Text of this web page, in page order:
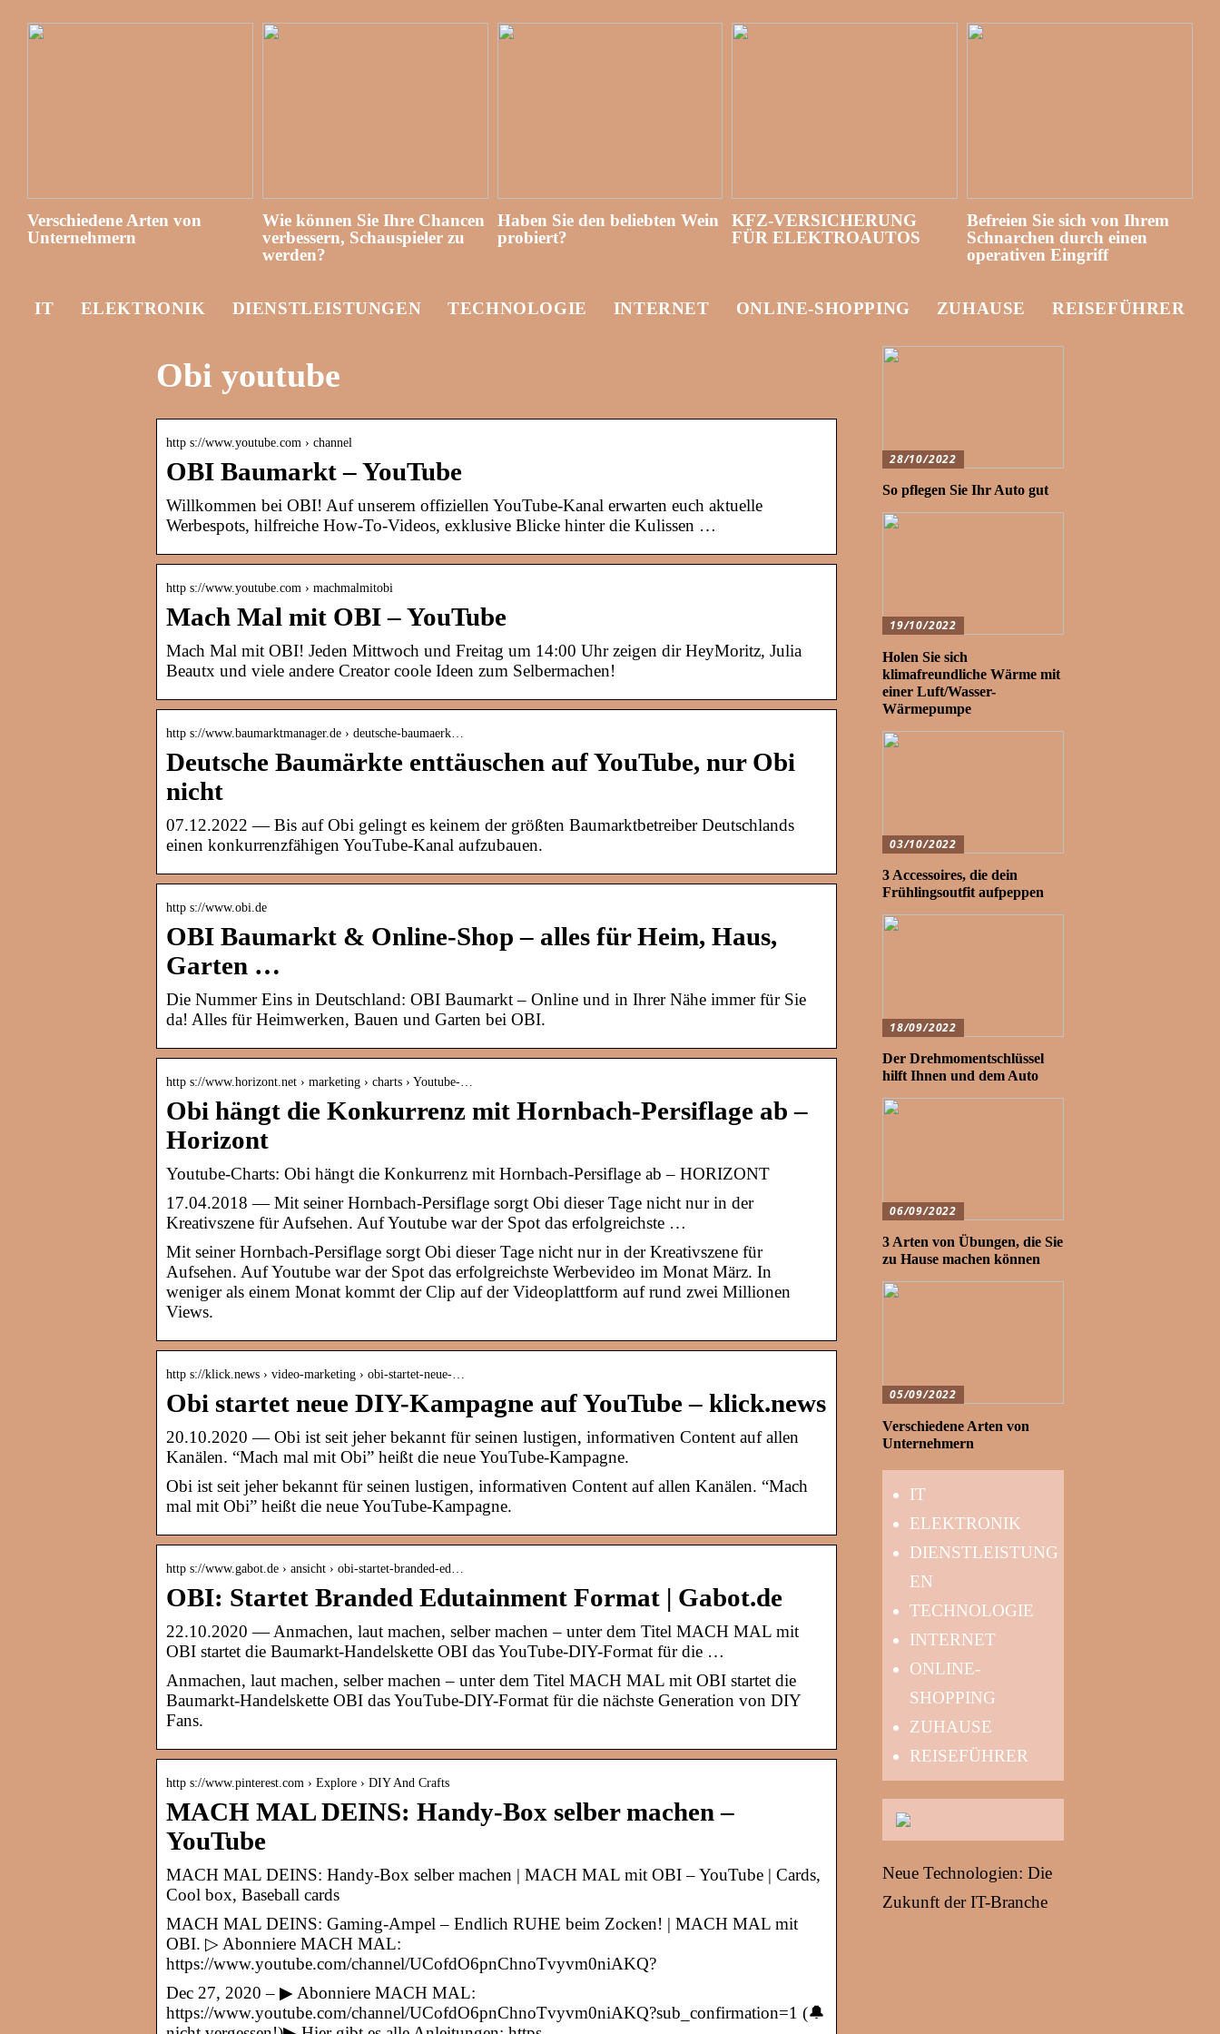
Verschiedene Arten von
Unternehmern
Wie können Sie Ihre Chancen
verbessern, Schauspieler zu
werden?
Haben Sie den beliebten Wein
probiert?
KFZ-VERSICHERUNG
FÜR ELEKTROAUTOS
Befreien Sie sich von Ihrem
Schnarchen durch einen
operativen Eingriff
IT ELEKTRONIK DIENSTLEISTUNGEN TECHNOLOGIE INTERNET ONLINE-SHOPPING ZUHAUSE REISEFÜHRER
Obi youtube
http s://www.youtube.com › channel
OBI Baumarkt – YouTube
Willkommen bei OBI! Auf unserem offiziellen YouTube-Kanal erwarten euch aktuelle
Werbespots, hilfreiche How-To-Videos, exklusive Blicke hinter die Kulissen …
http s://www.youtube.com › machmalmitobi
Mach Mal mit OBI – YouTube
Mach Mal mit OBI! Jeden Mittwoch und Freitag um 14:00 Uhr zeigen dir HeyMoritz, Julia
Beautx und viele andere Creator coole Ideen zum Selbermachen!
http s://www.baumarktmanager.de › deutsche-baumaerk…
Deutsche Baumärkte enttäuschen auf YouTube, nur Obi
nicht
07.12.2022 — Bis auf Obi gelingt es keinem der größten Baumarktbetreiber Deutschlands
einen konkurrenzfähigen YouTube-Kanal aufzubauen.
http s://www.obi.de
OBI Baumarkt & Online-Shop – alles für Heim, Haus,
Garten …
Die Nummer Eins in Deutschland: OBI Baumarkt – Online und in Ihrer Nähe immer für Sie
da! Alles für Heimwerken, Bauen und Garten bei OBI.
http s://www.horizont.net › marketing › charts › Youtube-…
Obi hängt die Konkurrenz mit Hornbach-Persiflage ab –
Horizont
Youtube-Charts: Obi hängt die Konkurrenz mit Hornbach-Persiflage ab – HORIZONT
17.04.2018 — Mit seiner Hornbach-Persiflage sorgt Obi dieser Tage nicht nur in der
Kreativszene für Aufsehen. Auf Youtube war der Spot das erfolgreichste …
Mit seiner Hornbach-Persiflage sorgt Obi dieser Tage nicht nur in der Kreativszene für
Aufsehen. Auf Youtube war der Spot das erfolgreichste Werbevideo im Monat März. In
weniger als einem Monat kommt der Clip auf der Videoplattform auf rund zwei Millionen
Views.
http s://klick.news › video-marketing › obi-startet-neue-…
Obi startet neue DIY-Kampagne auf YouTube – klick.news
20.10.2020 — Obi ist seit jeher bekannt für seinen lustigen, informativen Content auf allen
Kanälen. “Mach mal mit Obi” heißt die neue YouTube-Kampagne.
Obi ist seit jeher bekannt für seinen lustigen, informativen Content auf allen Kanälen. “Mach
mal mit Obi” heißt die neue YouTube-Kampagne.
http s://www.gabot.de › ansicht › obi-startet-branded-ed…
OBI: Startet Branded Edutainment Format | Gabot.de
22.10.2020 — Anmachen, laut machen, selber machen – unter dem Titel MACH MAL mit
OBI startet die Baumarkt-Handelskette OBI das YouTube-DIY-Format für die …
Anmachen, laut machen, selber machen – unter dem Titel MACH MAL mit OBI startet die
Baumarkt-Handelskette OBI das YouTube-DIY-Format für die nächste Generation von DIY
Fans.
http s://www.pinterest.com › Explore › DIY And Crafts
MACH MAL DEINS: Handy-Box selber machen –
YouTube
MACH MAL DEINS: Handy-Box selber machen | MACH MAL mit OBI – YouTube | Cards,
Cool box, Baseball cards
MACH MAL DEINS: Gaming-Ampel – Endlich RUHE beim Zocken! | MACH MAL mit
OBI. ▷ Abonniere MACH MAL:
https://www.youtube.com/channel/UCofdO6pnChnoTvyvm0niAKQ?
Dec 27, 2020 – ▶ Abonniere MACH MAL:
https://www.youtube.com/channel/UCofdO6pnChnoTvyvm0niAKQ?sub_confirmation=1 (🔔
28/10/2022
So pflegen Sie Ihr Auto gut
19/10/2022
Holen Sie sich
klimafreundliche Wärme mit
einer Luft/Wasser-
Wärmepumpe
03/10/2022
3 Accessoires, die dein
Frühlingsoutfit aufpeppen
18/09/2022
Der Drehmomentschlüssel
hilft Ihnen und dem Auto
06/09/2022
3 Arten von Übungen, die Sie
zu Hause machen können
05/09/2022
Verschiedene Arten von
Unternehmern
IT
ELEKTRONIK
DIENSTLEISTUNG
EN
TECHNOLOGIE
INTERNET
ONLINE-
SHOPPING
ZUHAUSE
REISEFÜHRER
Neue Technologien: Die
Zukunft der IT-Branche